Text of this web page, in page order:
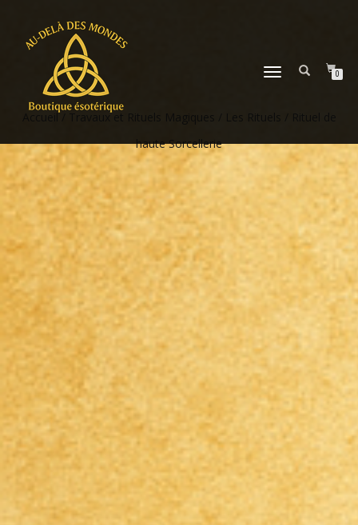
DÉPLIER
0
/ Travaux et Rituels Magiques
haute Sorcellerie